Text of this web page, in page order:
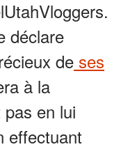
déclare
de ses
à la
en lui
effectuant